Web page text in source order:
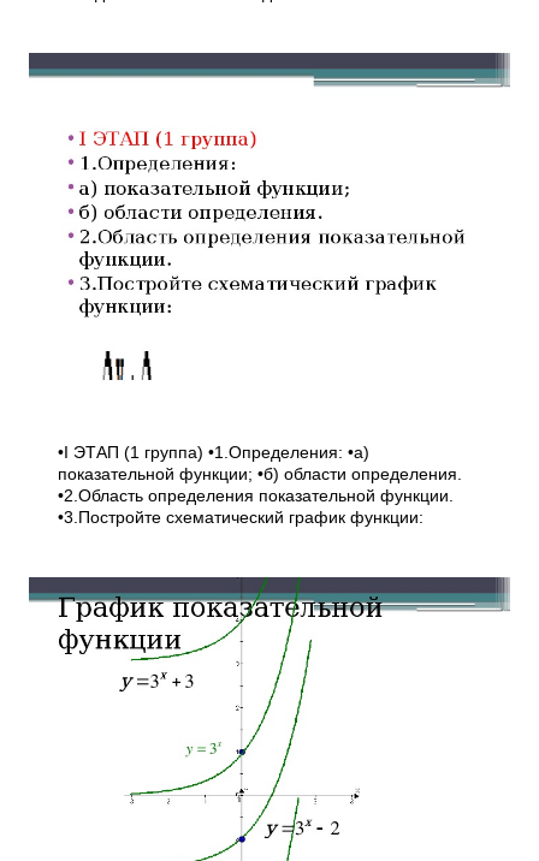
•I ЭТАП (1 группа) •1.Определения: •а)
показательной функции; •б) области определения.
•2.Область определения показательной функции.
•3.Постройте схематический график функции: